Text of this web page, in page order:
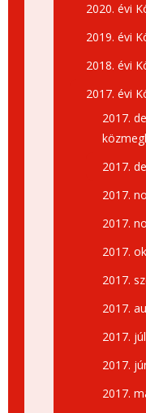
2020. évi
2019. évi
2018. évi
2017. évi
2017.
2017.
2017.
2017.
2017.
2017.
2017.
2017.
2017.
2017.